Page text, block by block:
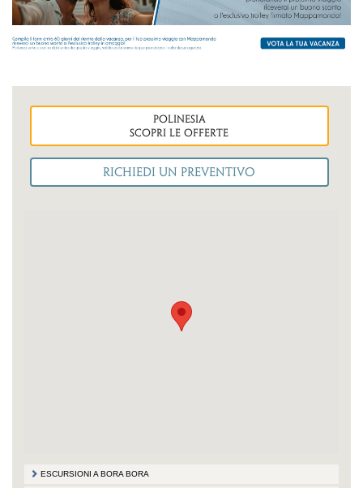
polinesia
Scopri le OFFERTE
ESCURSIONI A BORA BORA